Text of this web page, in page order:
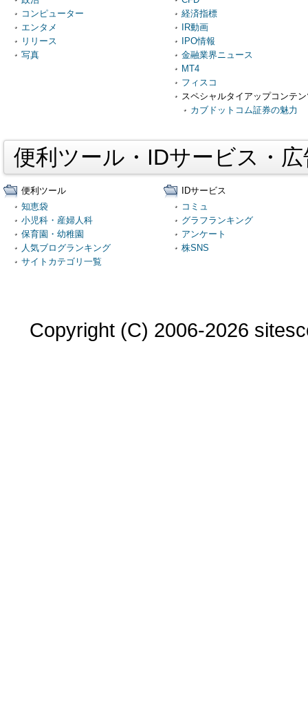
コンピューター
エンタメ
リリース
写真
経済指標
IR動画
IPO情報
金融業界ニュース
MT4
フィスコ
スペシャルタイアップコンテ
カブドットコム証券の魅力
便利ツール・IDサービス・
便利ツール
知恵袋
小児科・産婦人科
保育園・幼稚園
人気ブログランキング
サイトカテゴリ一覧
IDサービス
コミュ
グラフランキング
アンケート
株SNS
Copyright (C) 2006-2026